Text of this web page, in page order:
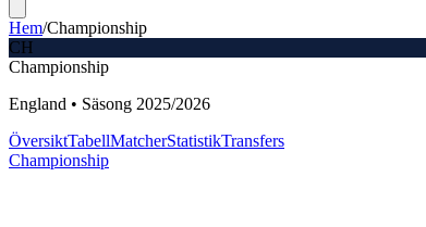
Hem/Championship
CH
Championship
England • Säsong 2025/2026
ÖversiktTabellMatcherStatistikTransfers
Championship